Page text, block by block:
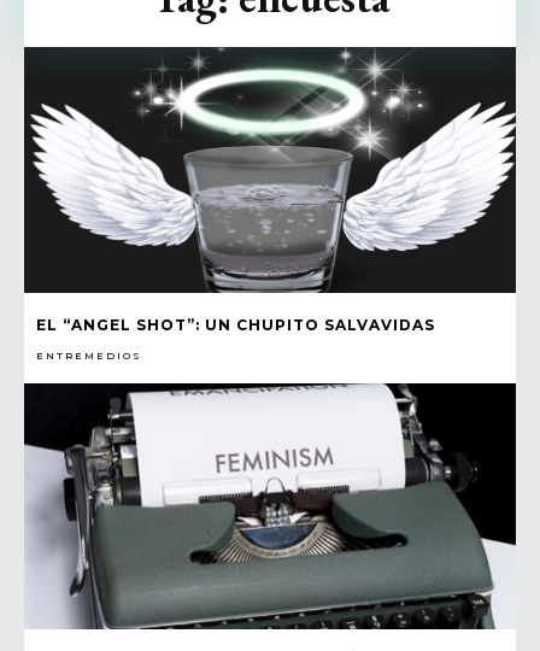
EL “ANGEL SHOT”: UN CHUPITO SALVAVIDAS
ENTREMEDIOS